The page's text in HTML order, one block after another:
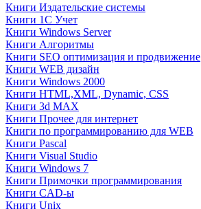
Книги Издательские системы
Книги 1C Учет
Книги Windows Server
Книги Алгоритмы
Книги SEO оптимизация и продвижение
Книги WEB дизайн
Книги Windows 2000
Книги HTML,XML, Dynamic, CSS
Книги 3d MAX
Книги Прочее для интернет
Книги по программированию для WEB
Книги Pascal
Книги Visual Studio
Книги Windows 7
Книги Примочки программирования
Книги CAD-ы
Книги Unix